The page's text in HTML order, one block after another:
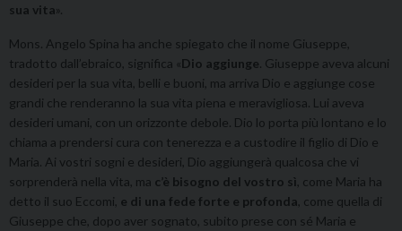
sua vita».
Mons. Angelo Spina ha anche spiegato che il nome Giuseppe,
tradotto dall’ebraico, significa «Dio aggiunge . Giuseppe aveva alcuni
desideri per la sua vita, belli e buoni, ma arriva Dio e aggiunge cose
grandi che renderanno la sua vita piena e meravigliosa. Lui aveva
desideri umani, con un orizzonte debole. Dio lo porta più lontano e lo
chiama a prendersi cura con tenerezza e a custodire il figlio di Dio e
Maria. Ai vostri sogni e desideri, Dio aggiungerà qualcosa che vi
sorprenderà nella vita, ma c’è bisogno del vostro sì , come Maria ha
detto il suo Eccomi, e di una fede forte e profonda , come quella di
Giuseppe che, dopo aver sognato, subito prese con sé Maria e